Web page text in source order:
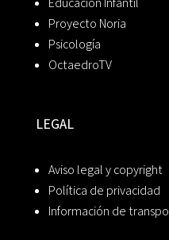
Proyecto Noria
Psicología
OctaedroTV
LEGAL
Aviso legal y copyright
Política de privacidad
Información de